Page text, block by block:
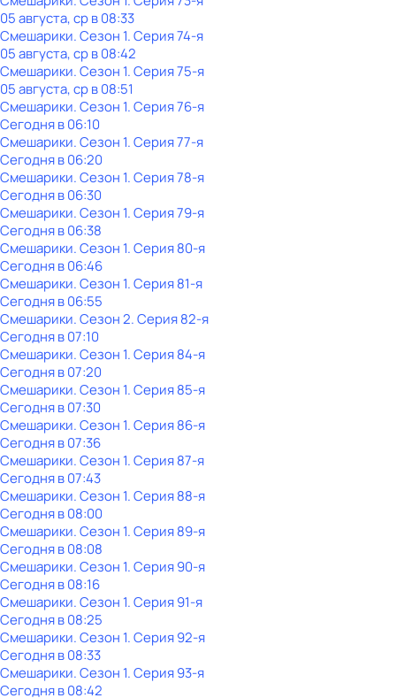
05 августа, ср в 08:33
Смешарики. Сезон 1. Серия 74-я
05 августа, ср в 08:42
Смешарики. Сезон 1. Серия 75-я
05 августа, ср в 08:51
Смешарики. Сезон 1. Серия 76-я
Сегодня в 06:10
Смешарики. Сезон 1. Серия 77-я
Сегодня в 06:20
Смешарики. Сезон 1. Серия 78-я
Сегодня в 06:30
Смешарики. Сезон 1. Серия 79-я
Сегодня в 06:38
Смешарики. Сезон 1. Серия 80-я
Сегодня в 06:46
Смешарики. Сезон 1. Серия 81-я
Сегодня в 06:55
Смешарики. Сезон 2. Серия 82-я
Сегодня в 07:10
Смешарики. Сезон 1. Серия 84-я
Сегодня в 07:20
Смешарики. Сезон 1. Серия 85-я
Сегодня в 07:30
Смешарики. Сезон 1. Серия 86-я
Сегодня в 07:36
Смешарики. Сезон 1. Серия 87-я
Сегодня в 07:43
Смешарики. Сезон 1. Серия 88-я
Сегодня в 08:00
Смешарики. Сезон 1. Серия 89-я
Сегодня в 08:08
Смешарики. Сезон 1. Серия 90-я
Сегодня в 08:16
Смешарики. Сезон 1. Серия 91-я
Сегодня в 08:25
Смешарики. Сезон 1. Серия 92-я
Сегодня в 08:33
Смешарики. Сезон 1. Серия 93-я
Сегодня в 08:42